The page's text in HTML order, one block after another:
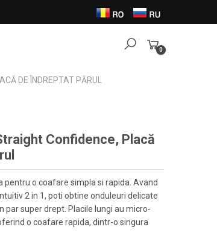
0
DE ÎNDREPTAT PĂRUL
Confidence, Placă
pentru o coafare simpla si rapida. Avand
2 in 1, poti obtine onduleuri delicate
par super drept. Placile lungi au micro-
o coafare rapida, dintr-o singura